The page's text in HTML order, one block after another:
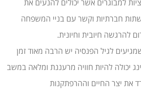
למבוגרים אשר יכולים להנעים את
חברתיות וקשר עם בניי המשפחה
להרגשה חיובית וחיונית.
לגיל הפנסיה יש הרבה מאוד זמן
יכולה להיות חוויה מרעננת ומלאה במשב
את יצר החיים וההרפתקנות